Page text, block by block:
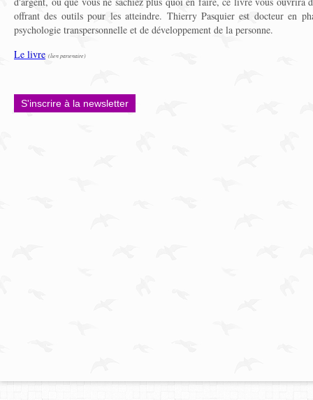
offrant des outils pour les atteindre. Thierry Pasquier est docteur en
psychologie transpersonnelle et de développement de la personne.
Le livre (lien partenaire)
S'inscrire à la newsletter